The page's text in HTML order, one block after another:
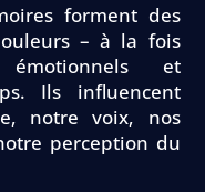
forment des
– à la fois
émotionnels et
Ils influencent
notre voix, nos
perception du